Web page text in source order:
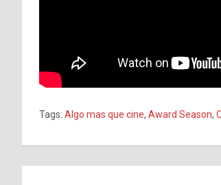
Tags: Algo mas que cine, Award Season,